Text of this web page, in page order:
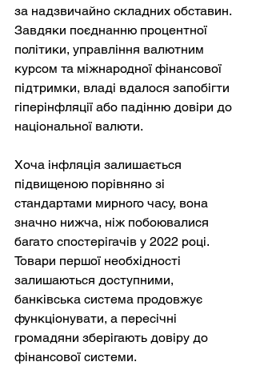
за надзвичайно складних обставин.
Завдяки поєднанню процентної
політики, управління валютним
курсом та міжнародної фінансової
підтримки, владі вдалося запобігти
гіперінфляції або падінню довіри до
національної валюти.
Хоча інфляція залишається
підвищеною порівняно зі
стандартами мирного часу, вона
значно нижча, ніж побоювалися
багато спостерігачів у 2022 році.
Товари першої необхідності
залишаються доступними,
банківська система продовжує
функціонувати, а пересічні
громадяни зберігають довіру до
фінансової системи.